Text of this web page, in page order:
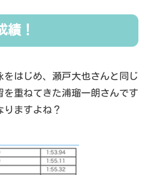
績！
はじめ、瀬戸大也さんと同じ
を重ねてきた浦瑠一朗さんです
りますよね？